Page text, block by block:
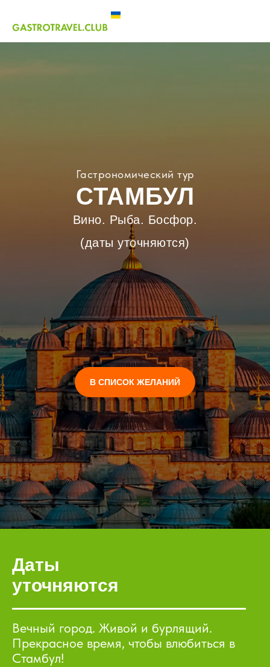
СТАМБУЛ
В СПИСОК ЖЕЛАНИЙ
Гастрономический тур
(даты уточняются)
Вино. Рыба. Босфор.
Даты
уточняются
Вечный город. Живой и бурлящий.
Прекрасное время, чтобы влюбиться в
Стамбул!